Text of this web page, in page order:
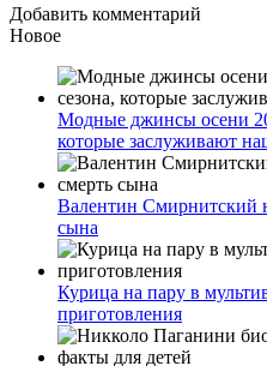
Добавить комментарий
Новое
Модные джинсы осени
которые заслуживают
Валентин Смирнитский
сына
Курица на пару в
приготовления